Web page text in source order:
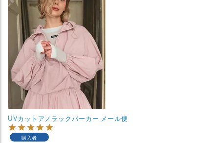
UVカットアノラックパーカー メール便
購入者